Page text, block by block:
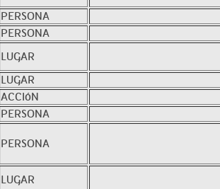
PERSONA
PERSONA
LUGAR
LUGAR
ACCIóN
PERSONA
PERSONA
LUGAR